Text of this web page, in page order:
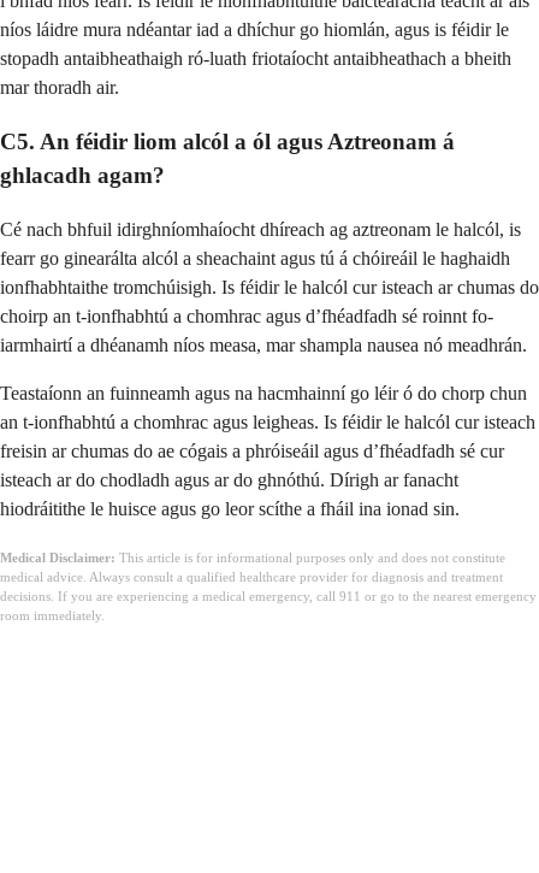
níos láidre mura ndéantar iad a dhíchur go hiomlán, agus is féidir le
stopadh antaibheathaigh ró-luath friotaíocht antaibheathach a bheith
mar thoradh air.
C5. An féidir liom alcól a ól agus Aztreonam á
ghlacadh agam?
Cé nach bhfuil idirghníomhaíocht dhíreach ag aztreonam le halcól, is
fearr go ginearálta alcól a sheachaint agus tú á chóireáil le haghaidh
ionfhabhtaithe tromchúisigh. Is féidir le halcól cur isteach ar chumas do
choirp an t-ionfhabhtú a chomhrac agus d’fhéadfadh sé roinnt fo-
iarmhairtí a dhéanamh níos measa, mar shampla nausea nó meadhrán.
Teastaíonn an fuinneamh agus na hacmhainní go léir ó do chorp chun
an t-ionfhabhtú a chomhrac agus leigheas. Is féidir le halcól cur isteach
freisin ar chumas do ae cógais a phróiseáil agus d’fhéadfadh sé cur
isteach ar do chodladh agus ar do ghnóthú. Dírigh ar fanacht
hiodráitithe le huisce agus go leor scíthe a fháil ina ionad sin.
Medical Disclaimer: This article is for informational purposes only and does not constitute
medical advice. Always consult a qualified healthcare provider for diagnosis and treatment
decisions. If you are experiencing a medical emergency, call 911 or go to the nearest emergency
room immediately.